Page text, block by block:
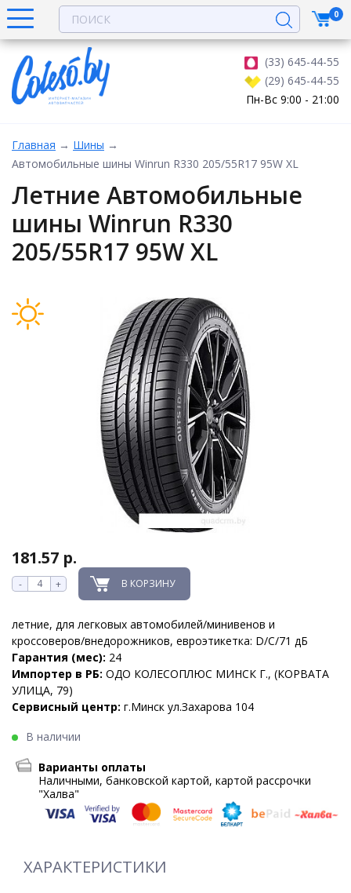
(33) 645-44-55
(29) 645-44-55
Пн-Вс 9:00 - 21:00
0
Главная → Шины →
Автомобильные шины Winrun R330 205/55R17 95W XL
Летние Автомобильные
шины Winrun R330
205/55R17 95W XL
181.57 р.
- + В КОРЗИНУ
летние, для легковых автомобилей/минивенов и
кроссоверов/внедорожников, евроэтикетка: D/C/71 дБ
Гарантия (мес): 24
Импортер в РБ: ОДО КОЛЕСОПЛЮС МИНСК Г., (КОРВАТА
УЛИЦА, 79)
Сервисный центр: г.Минск ул.Захарова 104
В наличии
Варианты оплаты
Наличными, банковской картой, картой рассрочки
"Халва"
ХАРАКТЕРИСТИКИ